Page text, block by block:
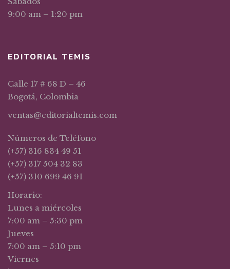
9:00 am – 1:20 pm
EDITORIAL TEMIS
Calle 17 # 68 D – 46
Bogotá, Colombia
ventas@editorialtemis.com
Números de Teléfono
(+57) 316 834 49 51
(+57) 317 504 32 83
(+57) 310 699 46 91
Horario:
Lunes a miércoles
7:00 am – 5:30 pm
Jueves
7:00 am – 5:10 pm
Viernes